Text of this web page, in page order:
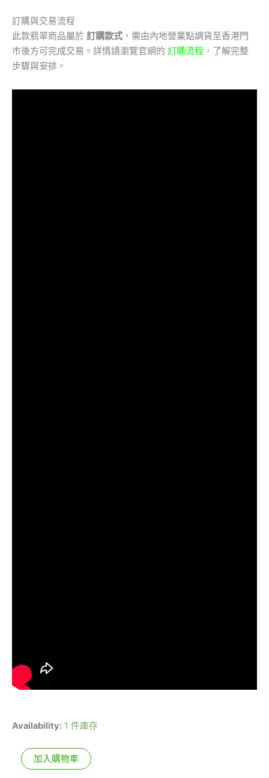
訂購與交易流程
此款翡翠商品屬於 訂購款式 ，需由內地營業點調貨至香港門
市後方可完成交易。詳情請瀏覽官網的 訂購流程 ， 了解完整
步驟與安排。
Availability: 1 件庫存
加入購物車